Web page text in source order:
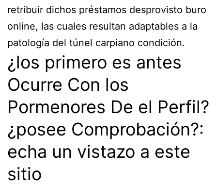
retribuir dichos préstamos desprovisto buro
online, las cuales resultan adaptables a la
patologí­a del túnel carpiano condición.
¿los primero es antes
Ocurre Con los
Pormenores De el Perfil?
¿posee Comprobación?:
echa un vistazo a este
sitio